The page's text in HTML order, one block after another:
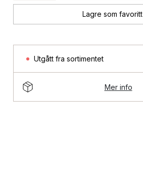
Lagre som favoritt
Utgått fra sortimentet
Mer info